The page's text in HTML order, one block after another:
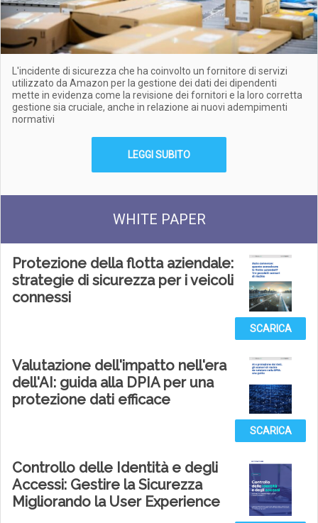
L'incidente di sicurezza che ha coinvolto un fornitore di servizi
utilizzato da Amazon per la gestione dei dati dei dipendenti
mette in evidenza come la revisione dei fornitori e la loro corretta
gestione sia cruciale, anche in relazione ai nuovi adempimenti
normativi
LEGGI SUBITO
WHITE PAPER
Protezione della flotta aziendale:
strategie di sicurezza per i veicoli
connessi
SCARICA
Valutazione dell'impatto nell'era
dell'AI: guida alla DPIA per una
protezione dati efficace
SCARICA
Controllo delle Identità e degli
Accessi: Gestire la Sicurezza
Migliorando la User Experience